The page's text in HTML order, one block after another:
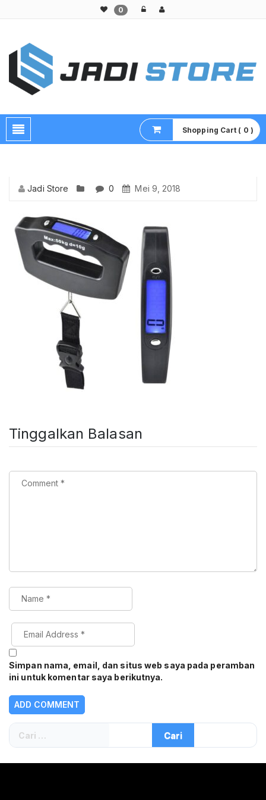
0
Shopping Cart ( 0 )
Jadi Store 0 Mei 9, 2018
Tinggalkan Balasan
Simpan nama, email, dan situs web saya pada peramban
ini untuk komentar saya berikutnya.
Cari
untuk: